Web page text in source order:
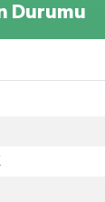
Durumu